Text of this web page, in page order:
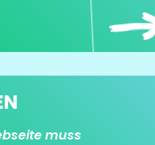
muss